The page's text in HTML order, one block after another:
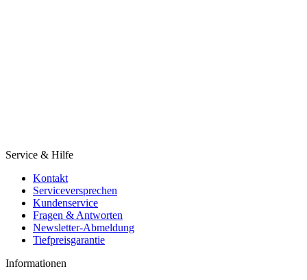
Service & Hilfe
Kontakt
Serviceversprechen
Kundenservice
Fragen & Antworten
Newsletter-Abmeldung
Tiefpreisgarantie
Informationen